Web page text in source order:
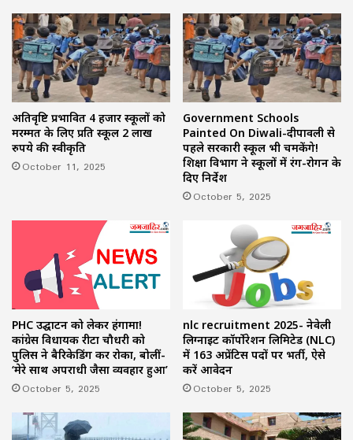
अतिवृष्टि प्रभावित 4 हजार स्कूलों को
मरम्मत के लिए प्रति स्कूल 2 लाख
रुपये की स्वीकृति
October 11, 2025
Government Schools
Painted On Diwali-दीपावली से
पहले सरकारी स्कूल भी चमकेंगे!
शिक्षा विभाग ने स्कूलों में रंग-रोगन के
दिए निर्देश
October 5, 2025
PHC उद्घाटन को लेकर हंगामा!
कांग्रेस विधायक रीटा चौधरी को
पुलिस ने बैरिकेडिंग कर रोका, बोलीं-
‘मेरे साथ अपराधी जैसा व्यवहार हुआ’
October 5, 2025
nlc recruitment 2025- नेवेली
लिग्नाइट कॉर्पोरेशन लिमिटेड (NLC)
में 163 अप्रेंटिस पदों पर भर्ती, ऐसे
करें आवेदन
October 5, 2025